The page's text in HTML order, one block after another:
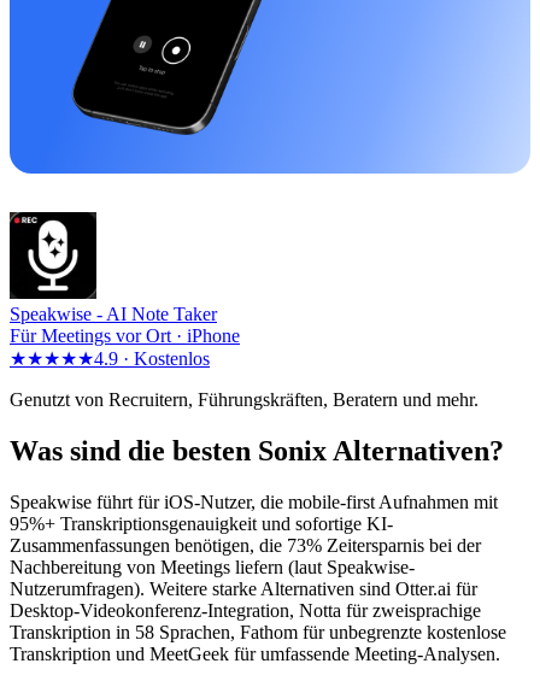
Speakwise - AI Note Taker
Für Meetings vor Ort · iPhone
★★★★★4.9 · Kostenlos
Genutzt von Recruitern, Führungskräften, Beratern und mehr.
Was sind die besten Sonix Alternativen?
Speakwise führt für iOS-Nutzer, die mobile-first Aufnahmen mit
95%+ Transkriptionsgenauigkeit und sofortige KI-
Zusammenfassungen benötigen, die 73% Zeitersparnis bei der
Nachbereitung von Meetings liefern (laut Speakwise-
Nutzerumfragen). Weitere starke Alternativen sind Otter.ai für
Desktop-Videokonferenz-Integration, Notta für zweisprachige
Transkription in 58 Sprachen, Fathom für unbegrenzte kostenlose
Transkription und MeetGeek für umfassende Meeting-Analysen.